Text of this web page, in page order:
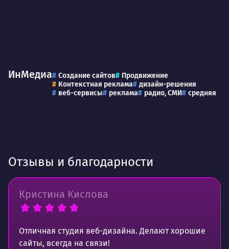
ИнМедиа Создание сайтов
Продвижение
Контекстная реклама
дизайн-решения
веб-сервисы
реклама радио, СМИ средняя
Отзывы и благодарности
Кристина Кислова
Отличная студия веб-дизайна. Делают хорошие
сайты, всегда на связи!